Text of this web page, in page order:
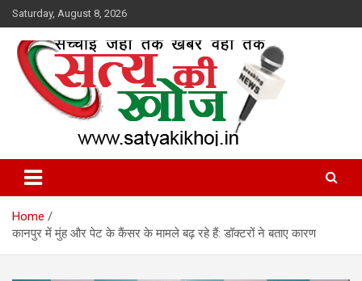
Skip
to
content
Saturday, August 8, 2026
Satya Ki Khoj
Home
कानपुर में मुंह और पेट के कैंसर के मामले बढ़ रहे हैं: डॉक्टरों ने बताए कारण